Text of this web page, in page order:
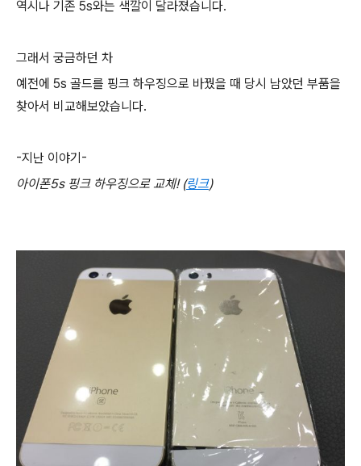
역시나 기존 5s와는 색깔이 달라졌습니다.
그래서 궁금하던 차
예전에 5s 골드를 핑크 하우징으로 바꿨을 때 당시 남았던 부품을
찾아서 비교해보았습니다.
-지난 이야기-
아이폰5s 핑크 하우징으로 교체! (링크)